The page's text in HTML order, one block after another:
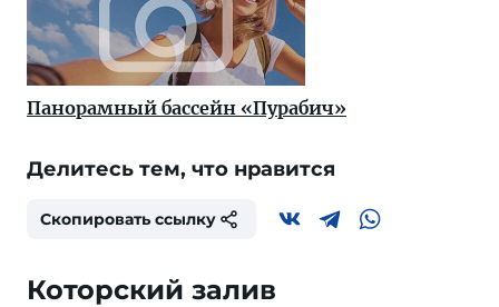
Панорамный бассейн «Пурабич»
Делитесь тем, что нравится
Скопировать ссылку
Которский залив